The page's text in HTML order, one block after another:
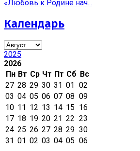
«Любовь к Родине нач...
Календарь
2025
2026
Пн Вт Ср Чт Пт Сб Вс
27 28 29 30 31 01 02
03 04 05 06 07 08 09
10 11 12 13 14 15 16
17 18 19 20 21 22 23
24 25 26 27 28 29 30
31 01 02 03 04 05 06